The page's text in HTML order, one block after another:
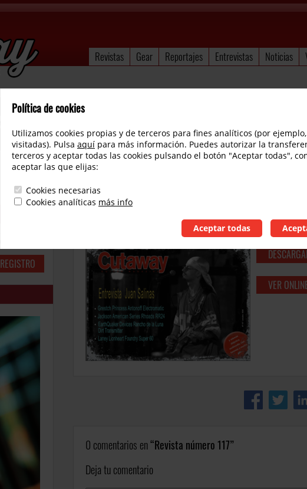
Revistas Gear Reportajes Entrevistas Noticias
Revista número 117
Entrevistamos a Juan Salinas. Reviews de la Jackson
Princess Antonoff Signature CVT, el combo Laney
Devices Rancho de la Luna Dirt Transmitter…
VER
0 comentarios en Revista número 117
Deja tu comentario
REGISTRO
Política de cookies
Utilizamos cookies propias y de terceros para fines analíticos (por
visitadas). Pulsa aquí para más información. Puedes autorizar la
terceros y aceptar todas las cookies pulsando el botón "Aceptar todas",
aceptar las que elijas:
Cookies necesarias
Cookies analíticas más info
Aceptar todas